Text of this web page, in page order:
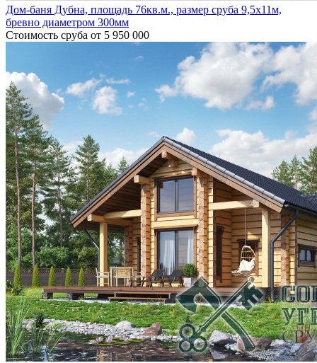
Дом-баня Дубна, площадь 76кв.м., размер сруба 9,5х11м,
бревно диаметром 300мм
Стоимость сруба от 5 950 000